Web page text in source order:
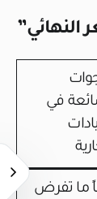
النهائي”
في
ما تفرض